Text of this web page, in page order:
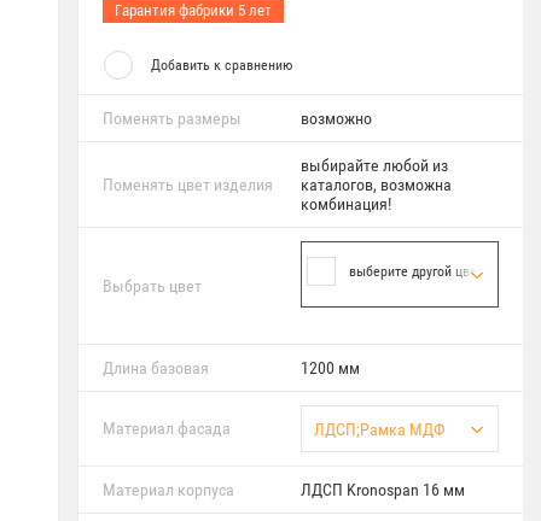
Гарантия фабрики 5 лет
Добавить к сравнению
Поменять размеры возможно
Поменять цвет изделия
выбирайте любой из
каталогов, возможна
комбинация!
Выбрать цвет
выберите другой цвет
Длина базовая 1200 мм
Материал фасада ЛДСП;Рамка МДФ
Материал корпуса ЛДСП Kronospan 16 мм